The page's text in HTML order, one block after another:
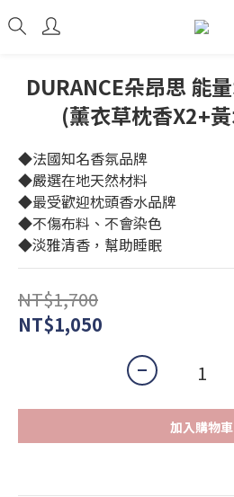
DURANCE朵昂思 能
(薰衣草枕香X2+
◆法國知名香氛品牌
◆嚴選在地天然材料
◆最受歡迎枕頭香水品牌
◆不傷布料、不會染色
◆淡雅清香，幫助睡眠
NT$1,700
NT$1,050
加入購物車